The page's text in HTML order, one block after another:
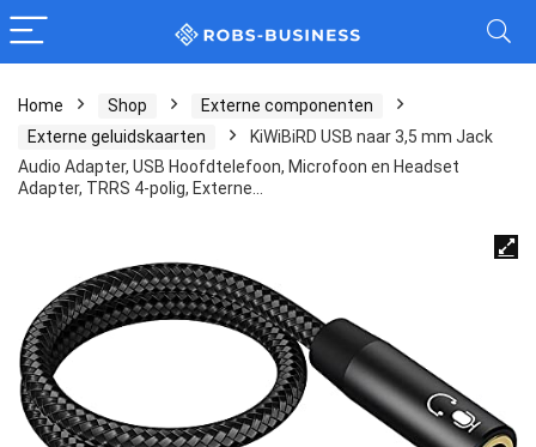
Home Shop
Externe componenten
Externe geluidskaarten
KiWiBiRD USB naar 3,5 mm Jack
Audio Adapter, USB Hoofdtelefoon, Microfoon en Headset
Adapter, TRRS 4-polig, Externe…